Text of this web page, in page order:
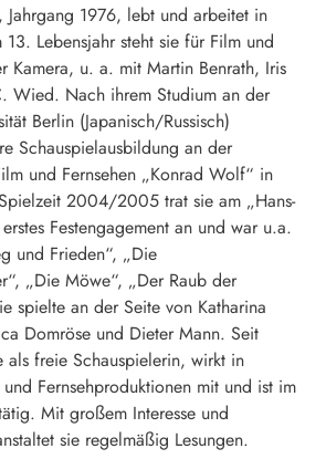
Jahrgang 1976, lebt und arbeitet in
Lebensjahr steht sie für Film und
Kamera, u. a. mit Martin Benrath, Iris
Wied. Nach ihrem Studium an der
Berlin (Japanisch/Russisch)
Schauspielausbildung an der
und Fernsehen „Konrad Wolf“ in
2004/2005 trat sie am „Hans-
Festengagement an und war u.a.
und Frieden“, „Die
„Die Möwe“, „Der Raub der
spielte an der Seite von Katharina
Domröse und Dieter Mann. Seit
freie Schauspielerin, wirkt in
Fernsehproduktionen mit und ist im
Mit großem Interesse und
sie regelmäßig Lesungen.